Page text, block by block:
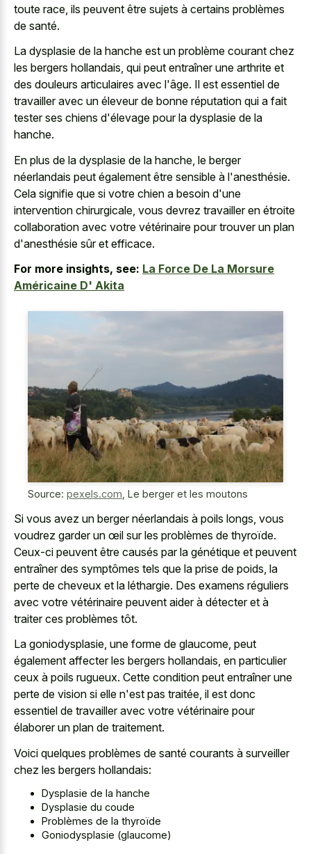
toute race, ils peuvent être sujets à certains problèmes
de santé.
La dysplasie de la hanche est un problème courant chez
les bergers hollandais, qui peut entraîner une arthrite et
des douleurs articulaires avec l'âge. Il est essentiel de
travailler avec un éleveur de bonne réputation qui a fait
tester ses chiens d'élevage pour la dysplasie de la
hanche.
En plus de la dysplasie de la hanche, le berger
néerlandais peut également être sensible à l'anesthésie.
Cela signifie que si votre chien a besoin d'une
intervention chirurgicale, vous devrez travailler en étroite
collaboration avec votre vétérinaire pour trouver un plan
d'anesthésie sûr et efficace.
For more insights, see: La Force De La Morsure
Américaine D' Akita
Source: pexels.com Le berger et les moutons
Si vous avez un berger néerlandais à poils longs, vous
voudrez garder un œil sur les problèmes de thyroïde.
Ceux-ci peuvent être causés par la génétique et peuvent
entraîner des symptômes tels que la prise de poids, la
perte de cheveux et la léthargie. Des examens réguliers
avec votre vétérinaire peuvent aider à détecter et à
traiter ces problèmes tôt.
La goniodysplasie, une forme de glaucome, peut
également affecter les bergers hollandais, en particulier
ceux à poils rugueux. Cette condition peut entraîner une
perte de vision si elle n'est pas traitée, il est donc
essentiel de travailler avec votre vétérinaire pour
élaborer un plan de traitement.
Voici quelques problèmes de santé courants à surveiller
chez les bergers hollandais:
Dysplasie de la hanche
Dysplasie du coude
Problèmes de la thyroïde
Goniodysplasie (glaucome)